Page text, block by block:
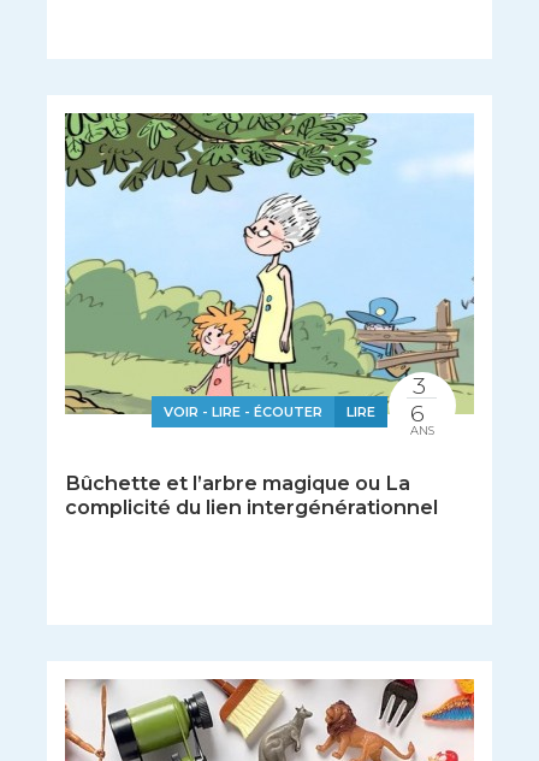
VOIR - LIRE - ÉCOUTER LIRE
Bûchette et l’arbre magique ou La
complicité du lien intergénérationnel
3
6
ANS